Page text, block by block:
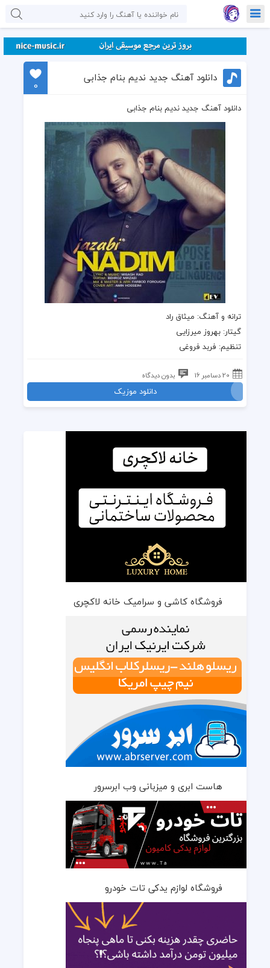
دانلود آهنگ جدید ندیم بنام جذابی
0
دانلود آهنگ جدید ندیم بنام جذابی
ترانه وآهنگ: میثاق راد
گیتار: بهروز میرزایی
تنظیم: فربد فروغی
20 دسامبر 16 بدون دیدگاه
دانلود موزیک
فروشگاه کاشی و سرامیک خانه لاکچری
هاست ابری و میزبانی وب ابرسرور
فروشگاه لوازم یدکی تات خودرو